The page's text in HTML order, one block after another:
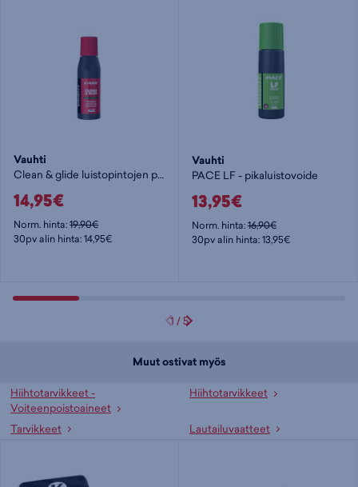
Vauhti
Clean & glide luistopintojen puhdistusaine
14,95€
Norm. hinta:19,90€
30pv alin hinta: 14,95€
Vauhti
PACE LF - pikaluistovoide
13,95€
Norm. hinta:16,90€
30pv alin hinta: 13,95€
1 /5
Muut ostivat myös
Hiihtotarvikkeet -
Voiteenpoistoaineet
Hiihtotarvikkeet
Tarvikkeet Lautailuvaatteet